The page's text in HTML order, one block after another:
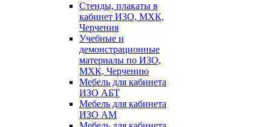
Стенды, плакаты в
кабинет ИЗО, МХК,
Черчения
Учебные и
демонстрационные
материалы по ИЗО,
МХК, Черчению
Мебель для кабинета
ИЗО АБТ
Мебель для кабинета
ИЗО АМ